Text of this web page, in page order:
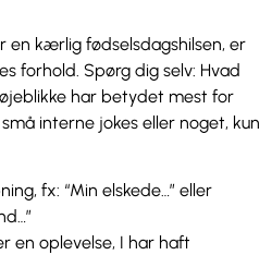
en kærlig fødselsdagshilsen, er
forhold. Spørg dig selv: Hvad
har betydet mest for
interne jokes eller noget, kun
fx: “Min elskede…” eller
en oplevelse, I har haft